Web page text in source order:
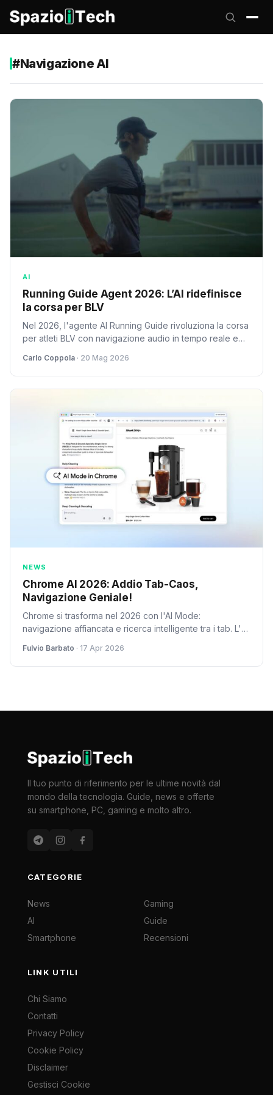
#Navigazione AI
AI
Running Guide Agent 2026: L’AI ridefinisce
la corsa per BLV
Nel 2026, l'agente AI Running Guide rivoluziona la corsa
per atleti BLV con navigazione audio in tempo reale e
dell'AI per l'accessibilità sportiva.
Carlo Coppola · 20 Mag 2026
NEWS
Chrome AI 2026: Addio Tab-Caos,
Navigazione Geniale!
Chrome si trasforma nel 2026 con l'AI Mode:
navigazione affiancata e ricerca intelligente tra i tab. L'AI
la ricerca web più efficiente per tutti.
Fulvio Barbato · 17 Apr 2026
Il tuo punto di riferimento per le ultime novità dal
mondo della tecnologia. Guide, news e offerte
su smartphone, PC, gaming e molto altro.
CATEGORIE
News
AI
Smartphone
Gaming
Guide
Recensioni
LINK UTILI
Chi Siamo
Contatti
Privacy Policy
Cookie Policy
Disclaimer
Gestisci Cookie